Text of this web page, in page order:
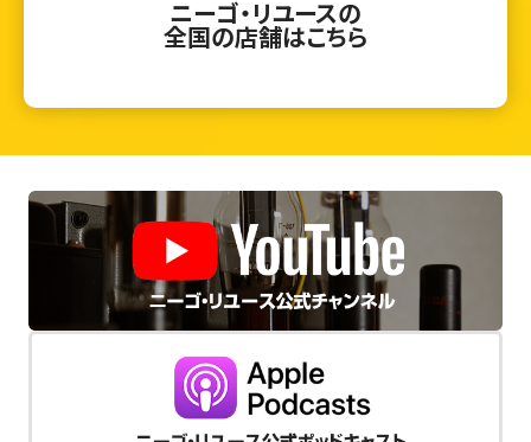
ニーゴ・リユースの
全国の店舗はこちら